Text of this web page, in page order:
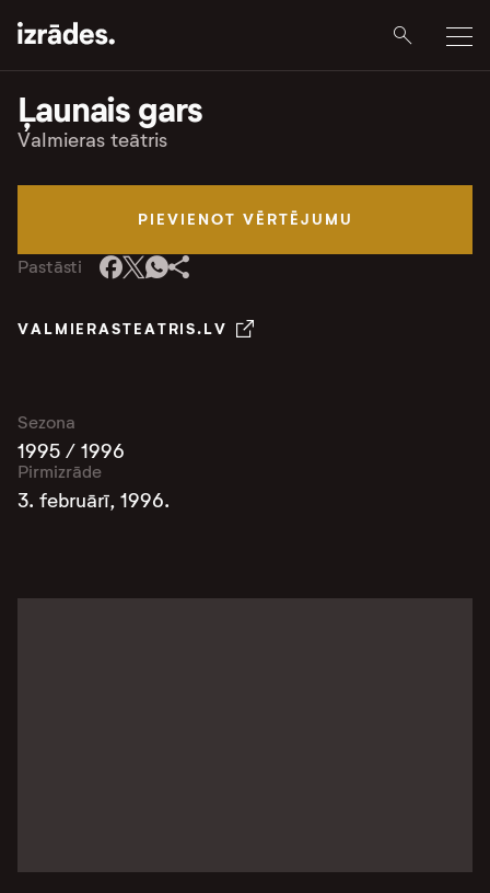
Ļaunais gars
Valmieras teātris
PIEVIENOT VĒRTĒJUMU
Pastāsti
VALMIERASTEATRIS.LV
Sezona
1995 / 1996
Pirmizrāde
3. februārī, 1996.